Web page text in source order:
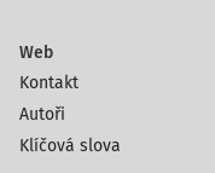
Web
Kontakt
Autoři
Klíčová slova